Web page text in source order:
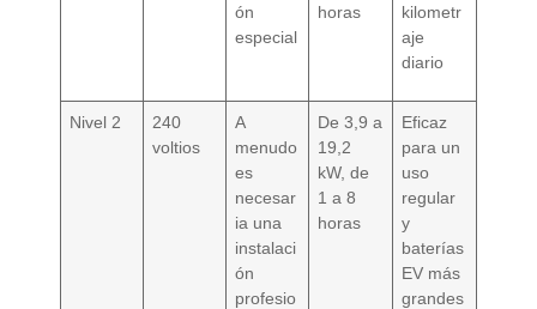
ón
especial
horas
kilometr
aje
diario
Nivel 2
240
voltios
A
menudo
es
necesar
ia una
instalaci
ón
profesio
De 3,9 a
19,2
kW, de
1 a 8
horas
Eficaz
para un
uso
regular
y
baterías
EV más
grandes